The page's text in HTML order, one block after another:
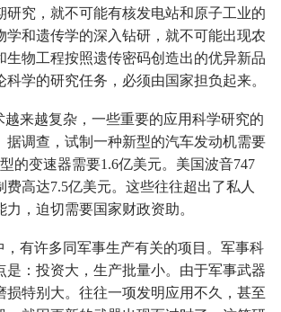
研究，就不可能有核发电站和原子工业的
学和遗传学的深入钻研，就不可能出现农
生物工程按照遗传密码创造出的优异新品
学的研究任务，必须由国家担负起来。
越来越复杂，一些重要的应用科学研究的
据调查，试制一种新型的汽车发动机需要
的变速器需要1.6亿美元。美国波音747
费高达7.5亿美元。这些往往超出了私人
，迫切需要国家财政资助。
，有许多同军事生产有关的项目。军事科
是：投资大，生产批量小。由于军事武器
损特别大。往往一项发明应用不久，甚至